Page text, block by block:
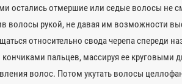
остались отмершие или седые волосы не
волосы рукой, не давая им возможности
относительно свода черепа спереди
пальцев, массируя ее круговыми
волос. Потом укутать волосы